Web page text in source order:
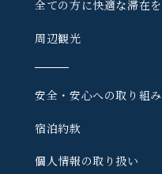
全ての方に快適な滞在を
周辺観光
安全・安心への取り組み
宿泊約款
個人情報の取り扱い